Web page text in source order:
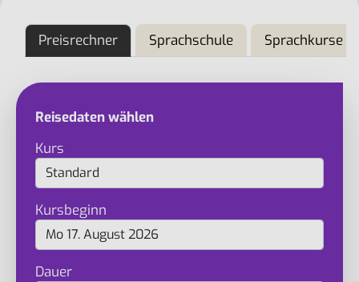
Preisrechner Sprachschule Sprachkurse
Reisedaten wählen
Kurs
Kursbeginn
Dauer